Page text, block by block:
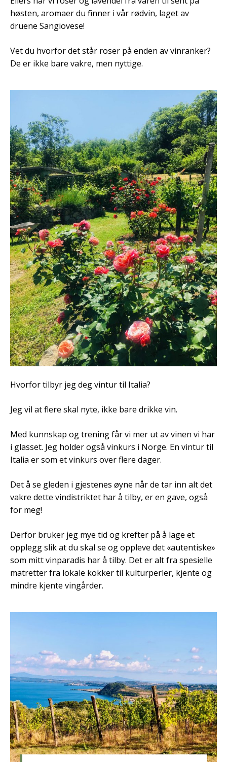
høsten, aromaer du finner i vår rødvin, laget av
druene Sangiovese!
Vet du hvorfor det står roser på enden av vinranker?
De er ikke bare vakre, men nyttige.
Hvorfor tilbyr jeg deg vintur til Italia?
Jeg vil at flere skal nyte, ikke bare drikke vin.
Med kunnskap og trening får vi mer ut av vinen vi har
i glasset. Jeg holder også vinkurs i Norge. En vintur til
Italia er som et vinkurs over flere dager.
Det å se gleden i gjestenes øyne når de tar inn alt det
vakre dette vindistriktet har å tilby, er en gave, også
for meg!
Derfor bruker jeg mye tid og krefter på å lage et
opplegg slik at du skal se og oppleve det «autentiske»
som mitt vinparadis har å tilby. Det er alt fra spesielle
matretter fra lokale kokker til kulturperler, kjente og
mindre kjente vingårder.